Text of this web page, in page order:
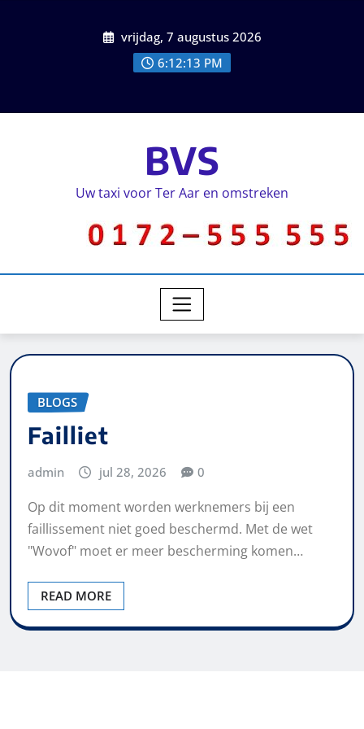
vrijdag, 7 augustus 2026
6:12:14 PM
BVS
Uw taxi voor Ter Aar en omstreken
BLOGS
Failliet
admin jul 28, 2026 0
Op dit moment worden werknemers bij een
faillissement niet goed beschermd. Met de wet
"Wovof" moet er meer bescherming komen…
READ MORE